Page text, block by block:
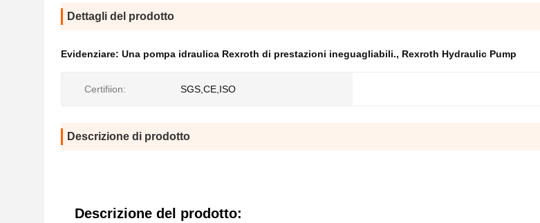
Dettagli del prodotto
Evidenziare: Una pompa idraulica Rexroth di prestazioni ineguagliabili., Rexroth Hydraulic Pump
Certifiion: SGS,CE,ISO
Descrizione di prodotto
Descrizione del prodotto: